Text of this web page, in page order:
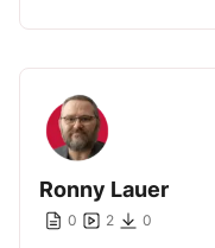
Ronny Lauer
0 2 0